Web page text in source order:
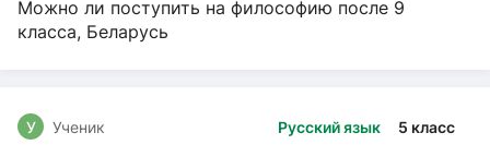
Можно ли поступить на философию после 9
класса, Беларусь
Русский язык 5 класс
У Ученик